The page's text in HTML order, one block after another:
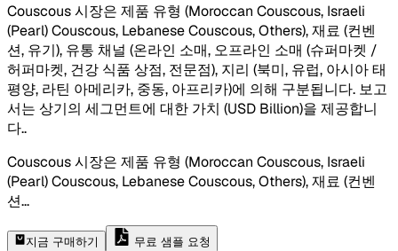
Couscous 시장은 제품 유형 (Moroccan Couscous, Israeli
(Pearl) Couscous, Lebanese Couscous, Others), 재료 (컨벤
션, 유기), 유통 채널 (온라인 소매, 오프라인 소매 (슈퍼마켓 /
허퍼마켓, 건강 식품 상점, 전문점), 지리 (북미, 유럽, 아시아 태
평양, 라틴 아메리카, 중동, 아프리카)에 의해 구분됩니다. 보고
서는 상기의 세그먼트에 대한 가치 (USD Billion)을 제공합니
다..
Couscous 시장은 제품 유형 (Moroccan Couscous, Israeli
(Pearl) Couscous, Lebanese Couscous, Others), 재료 (컨벤
션...
지금 구매하기 무료 샘플 요청